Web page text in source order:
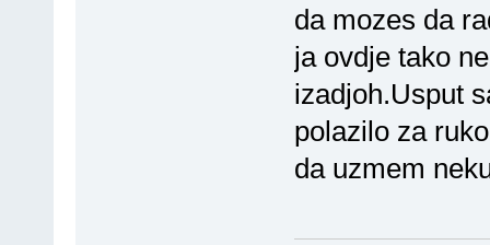
da mozes da
ja ovdje tako
izadjoh.Usput
polazilo za
da uzmem